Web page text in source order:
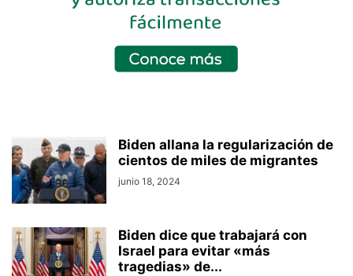
Biden allana la regularización de
cientos de miles de migrantes
junio 18, 2024
Biden dice que trabajará con
Israel para evitar «más
tragedias» de...